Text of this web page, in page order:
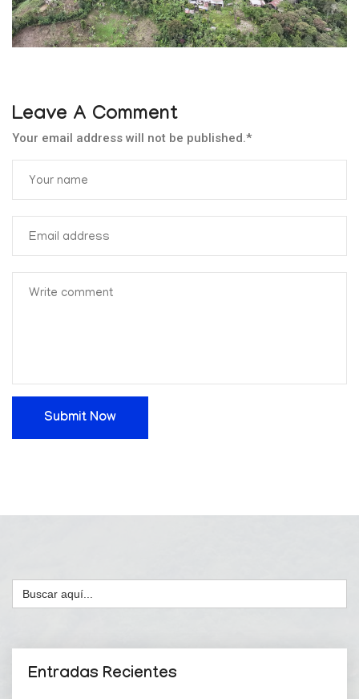
Leave A Comment
Your email address will not be published.*
Submit Now
Buscar:
Entradas Recientes